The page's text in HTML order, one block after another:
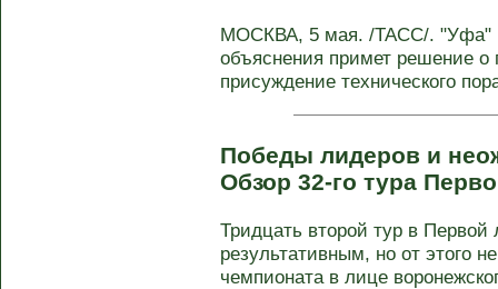
МОСКВА, 5 мая. /ТАСС/. "Уфа"
объяснения примет решение о
присуждение технического
Победы лидеров и
Обзор 32-го тура
Тридцать второй тур в
результативным, но от этого
чемпионата в лице